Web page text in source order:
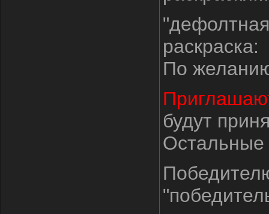
раскраска:
По
будут